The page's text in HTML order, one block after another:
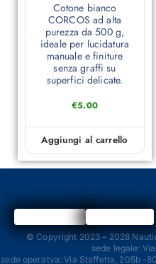
Cotone bianco
CORCOS ad alta
purezza da 500 g,
ideale per lucidatura
manuale e finiture
senza graffi su
superfici delicate.
€5.00
Aggiungi al carrello
© Copyright 2023 – 2028
sede legale:
sede operatva: Via Staffetta, 205b -